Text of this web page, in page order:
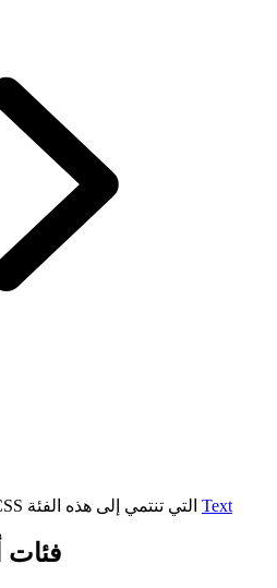
فئة Tailwind CSS التي تنتمي إلى هذه الفئة Text
فئات